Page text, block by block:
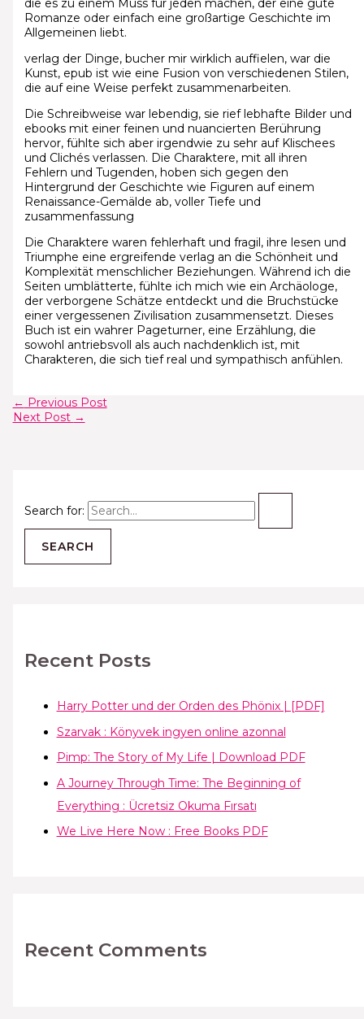
Search for:
Recent Posts
Harry Potter und der Orden des Phönix | [PDF]
Szarvak : Könyvek ingyen online azonnal
Pimp: The Story of My Life | Download PDF
A Journey Through Time: The Beginning of
Everything : Ücretsiz Okuma Fırsatı
We Live Here Now : Free Books PDF
Recent Comments
die es zu einem Muss für jeden machen, der eine gute
Romanze oder einfach eine großartige Geschichte im
Allgemeinen liebt.
verlag der Dinge, bucher mir wirklich auffielen, war die
Kunst, epub ist wie eine Fusion von verschiedenen Stilen,
die auf eine Weise perfekt zusammenarbeiten.
Die Schreibweise war lebendig, sie rief lebhafte Bilder und
ebooks mit einer feinen und nuancierten Berührung
hervor, fühlte sich aber irgendwie zu sehr auf Klischees
und Clichés verlassen. Die Charaktere, mit all ihren
Fehlern und Tugenden, hoben sich gegen den
Hintergrund der Geschichte wie Figuren auf einem
Renaissance-Gemälde ab, voller Tiefe und
zusammenfassung
Die Charaktere waren fehlerhaft und fragil, ihre lesen und
Triumphe eine ergreifende verlag an die Schönheit und
Komplexität menschlicher Beziehungen. Während ich die
Seiten umblätterte, fühlte ich mich wie ein Archäologe,
der verborgene Schätze entdeckt und die Bruchstücke
einer vergessenen Zivilisation zusammensetzt. Dieses
Buch ist ein wahrer Pageturner, eine Erzählung, die
sowohl antriebsvoll als auch nachdenklich ist, mit
Charakteren, die sich tief real und sympathisch anfühlen.
← Previous Post
Next Post →